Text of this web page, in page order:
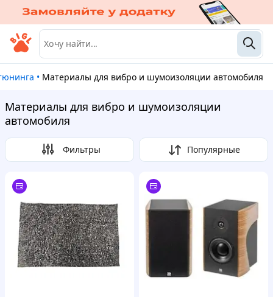
• Материалы для вибро и шумоизоляции автомобиля
Материалы для вибро и шумоизоляции
автомобиля
Фильтры Популярные